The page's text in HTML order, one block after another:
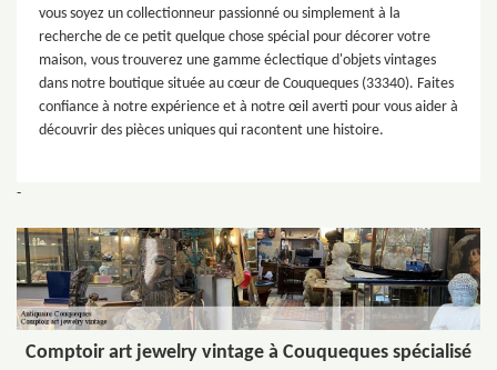
vous soyez un collectionneur passionné ou simplement à la
recherche de ce petit quelque chose spécial pour décorer votre
maison, vous trouverez une gamme éclectique d'objets vintages
dans notre boutique située au cœur de Couqueques (33340). Faites
confiance à notre expérience et à notre œil averti pour vous aider à
découvrir des pièces uniques qui racontent une histoire.
-
Comptoir art jewelry vintage à Couqueques spécialisé